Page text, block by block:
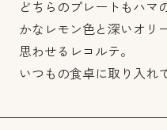
どちらのプレートもハマ
かなレモン色と深いオリ
思わせるレコルテ。
いつもの食卓に取り入れ